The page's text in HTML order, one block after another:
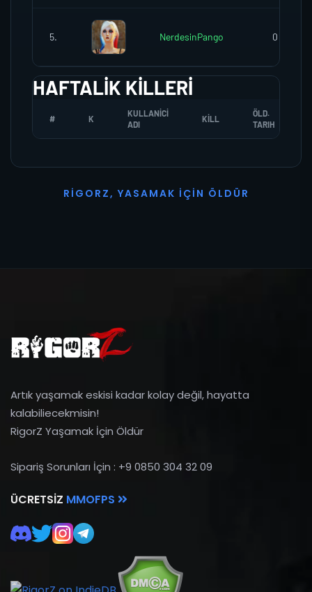
5. NerdesinPango 0
HAFTALIK KILLERI
# K
KULLANICI
ADI
KILL
ÖLD.
TARIH
R I G O R Z, YASAMAK İ ÇI N Ö L D Ü R
Artık yaşamak eskisi kadar kolay değil, hayatta
kalabiliecekmisin!
RigorZ Yaşamak İçin Öldür
Sipariş Sorunları İçin : +9 0850 304 32 09
ÜCRETSIZ MMOFPS